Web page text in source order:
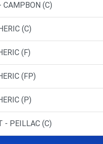
CAMPBON (C)
(C)
(F)
(FP)
(P)
- PEILLAC (C)